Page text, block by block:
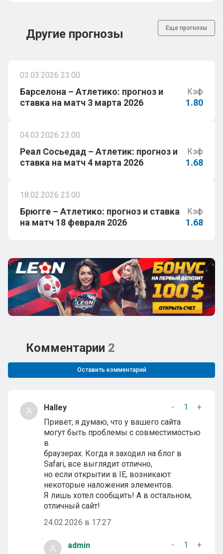
Другие прогнозы Еще прогнозы
03.03.2026 23:00
Барселона – Атлетико: прогноз и
ставка на матч 3 марта 2026
Кэф
1.80
04.03.2026 23:00
Реал Сосьедад – Атлетик: прогноз и
ставка на матч 4 марта 2026
Кэф
1.68
18.02.2026 23:00
Брюгге – Атлетико: прогноз и ставка
на матч 18 февраля 2026
Кэф
1.68
Комментарии 2
Оставить комментарий
Halley - 1
+
Привет, я думаю, что у вашего сайта
могут быть проблемы с совместимостью
в
браузерах. Когда я заходил на блог в
Safari, все выглядит отлично,
но если открытии в IE, возникают
некоторые наложения элементов.
Я лишь хотел сообщить! А в остальном,
отличный сайт!
24.02.2026 в 17:27
admin - 1
+